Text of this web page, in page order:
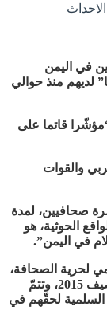
في اليمن
تعسفيا” لديهم منذ حوالي
قاتما على
والقوات
صحافيين، لمدة
الحوثية، هو
في اليمن”.
لحرية الصحافة،
لافتة إلى أنّ الصحافيين العشرة “اختطفوا منذ صيف 2015، وتتمّ
لحقّهم في